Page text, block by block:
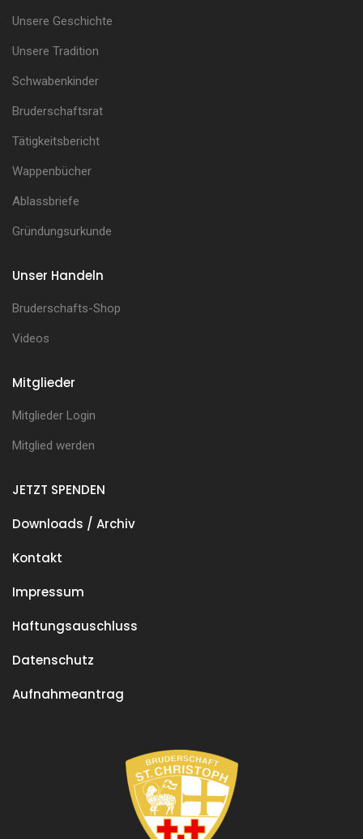
Unsere Geschichte
Unsere Tradition
Schwabenkinder
Bruderschaftsrat
Tätigkeitsbericht
Wappenbücher
Ablassbriefe
Gründungsurkunde
Unser Handeln
Bruderschafts-Shop
Videos
Mitglieder
Mitglieder Login
Mitglied werden
JETZT SPENDEN
Downloads / Archiv
Kontakt
Impressum
Haftungsauschluss
Datenschutz
Aufnahmeantrag